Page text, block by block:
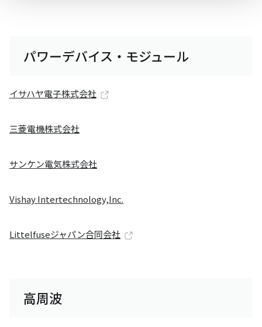
パワーデバイス・モジュール
イサハヤ電子株式会社
三菱電機株式会社
サンケン電気株式会社
Vishay Intertechnology,Inc.
Littelfuseジャパン合同会社
高周波